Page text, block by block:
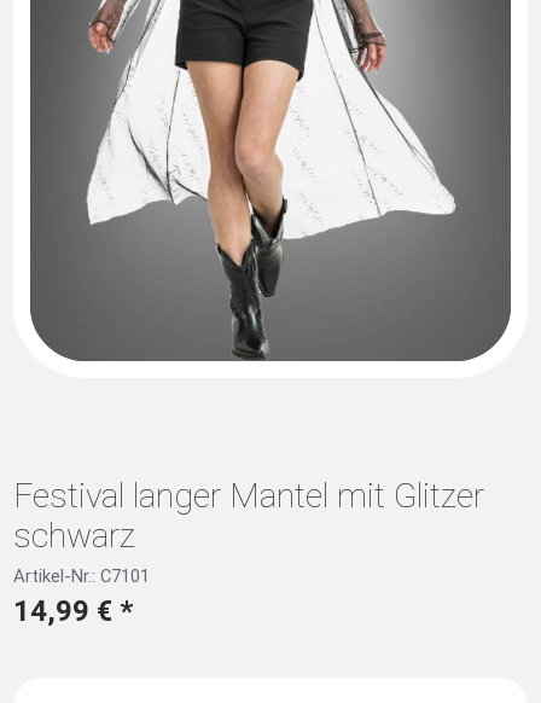
Festival langer Mantel mit Glitzer
schwarz
Artikel-Nr.: C7101
14,99 € *